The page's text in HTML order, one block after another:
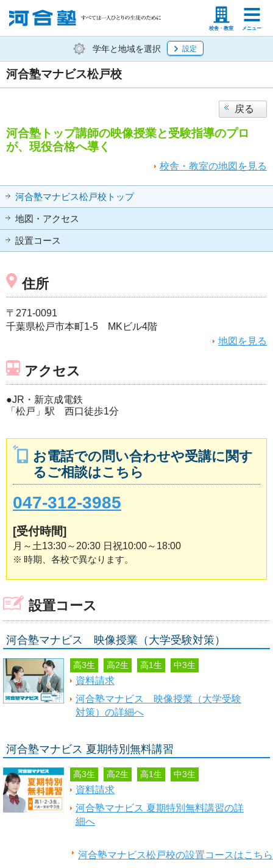
校舎・教室 メニュー
塾生の方 高等学校の先生
学年と地域を選択 設定
河合塾マナビス松戸校
戻る
河合塾トップ講師の映像授業と受験指導のプロ
が、現役合格へ導く
校舎・教室の地図を見る
河合塾マナビス松戸校トップ
地図・アクセス
設置コース
住所
〒271-0091
千葉県松戸市本町1-5 MKビル4階
地図を見る
アクセス
●JR・新京成電鉄
「松戸」駅 西口徒歩1分
お電話での問い合わせや受講に関す
るご相談はこちら
047-312-3985
[受付時間]
月～土13:30～20:30 日祝10:00～18:00
※ 時期、各校で異なります。
設置コース
河合塾マナビス松戸校の設置コースはこちら
河合塾マナビス 映像授業（大学受験対策）
高3生 高2生 高1生 中3生
資料請求
河合塾マナビス 映像授業（大学受験
対策）の詳細へ
河合塾マナビス 夏期特別無料講習
高3生 高2生 高1生 中3生
資料請求
河合塾マナビス 夏期特別無料講習の詳
細へ